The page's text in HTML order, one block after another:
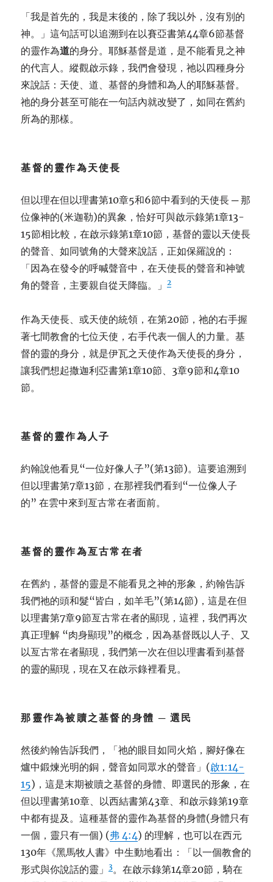
「我是首先的，我是末後的，除了我以外，沒有別的
神。」這句話可以追溯到在以賽亞書第44章6節基督
的靈作為道的身分。耶穌基督是道，是不能看見之神
的代言人。縱觀啟示錄，我們會發現，祂以四種身分
來說話：天使、道、基督的身體和為人的耶穌基督。
祂的身分甚至可能在一句話內就改變了，如同在舊約
所為的那樣。
基督的靈作為天使長
但以理在但以理書第10章5和6節中看到的天使長 ─ 那
位像神的(米迦勒)的異象，恰好可與啟示錄第1章13-
15節相比較，在啟示錄第1章10節，基督的靈以天使長
的聲音、如同號角的大聲來說話，正如保羅說的：
「因為在發令的呼喊聲音中，在天使長的聲音和神號
角的聲音，主要親自從天降臨。」2
作為天使長、或天使的統領，在第20節，祂的右手握
著七間教會的七位天使，右手代表一個人的力量。基
督的靈的身分，就是伊瓦之天使作為天使長的身分，
讓我們想起撒迦利亞書第1章10節、3章9節和4章10
節。
基督的靈作為人子
約翰說他看見“一位好像人子”(第13節)。這要追溯到
但以理書第7章13節，在那裡我們看到“一位像人子
的” 在雲中來到亙古常在者面前。
基督的靈作為亙古常在者
在舊約，基督的靈是不能看見之神的形象，約翰告訴
我們祂的頭和髮“皆白，如羊毛”(第14節)，這是在但
以理書第7章9節亙古常在者的顯現，這裡，我們再次
真正理解 “肉身顯現”的概念，因為基督既以人子、又
以亙古常在者顯現，我們第一次在但以理書看到基督
的靈的顯現，現在又在啟示錄裡看見。
那靈作為被贖之基督的身體 ─ 選民
然後約翰告訴我們，「祂的眼目如同火焰，腳好像在
爐中鍛煉光明的銅，聲音如同眾水的聲音」(啟1:14-
15)，這是末期被贖之基督的身體、即選民的形象，在
但以理書第10章、以西結書第43章、和啟示錄第19章
中都有提及。這種基督的靈作為基督的身體(身體只有
一個，靈只有一個) (弗 4:4) 的理解，也可以在西元
130年《黑馬牧人書》中生動地看出：「以一個教會的
形式與你說話的靈」3。在啟示錄第14章20節，騎在